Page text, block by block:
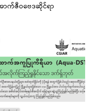
ာက်ဇီဝဗေဒဆိုင်ရာ